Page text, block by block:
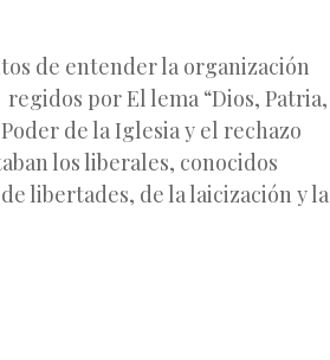
de entender la organización
por El lema “Dios, Patria,
de la Iglesia y el rechazo
los liberales, conocidos
libertades, de la laicización y la